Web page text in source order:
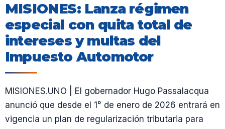
MISIONES: Lanza régimen
especial con quita total de
intereses y multas del
Impuesto Automotor
MISIONES.UNO | El gobernador Hugo Passalacqua
anunció que desde el 1° de enero de 2026 entrará en
vigencia un plan de regularización tributaria para